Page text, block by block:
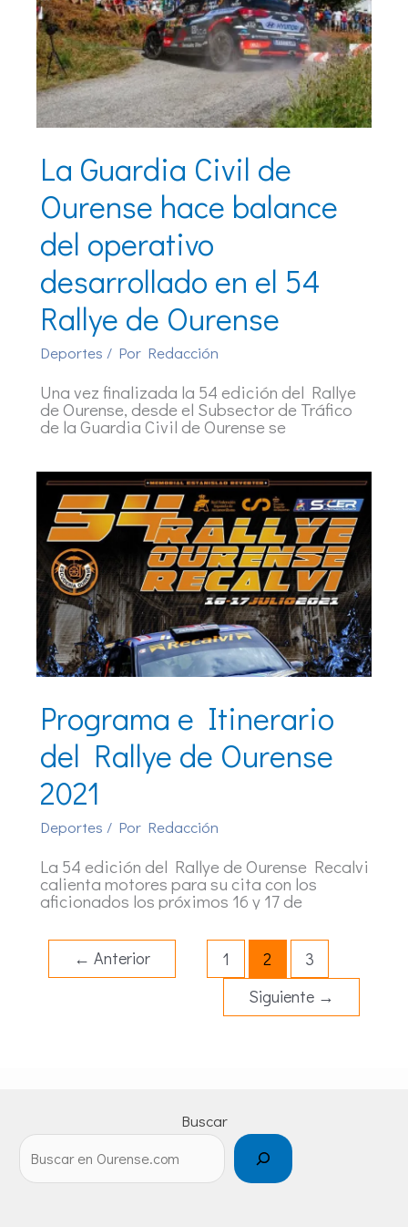
La Guardia Civil de
Ourense hace balance
del operativo
desarrollado en el 54
Rallye de Ourense
Deportes / Por Redacción
Una vez finalizada la 54 edición del Rallye
de Ourense, desde el Subsector de Tráfico
de la Guardia Civil de Ourense se
Programa e Itinerario
del Rallye de Ourense
2021
Deportes / Por Redacción
La 54 edición del Rallye de Ourense Recalvi
calienta motores para su cita con los
aficionados los próximos 16 y 17 de
← Anterior 1 2
3
Siguiente →
Buscar